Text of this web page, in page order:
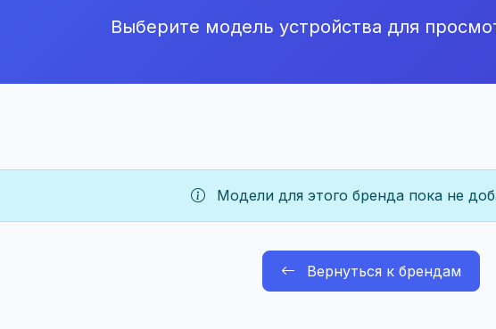
Выберите модель устройства для
Модели для этого бренда пока не
Вернуться к брендам